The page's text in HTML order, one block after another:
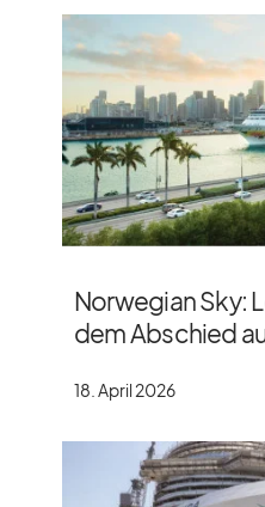
Norwegian Sky:
dem Abschied
18. April 2026